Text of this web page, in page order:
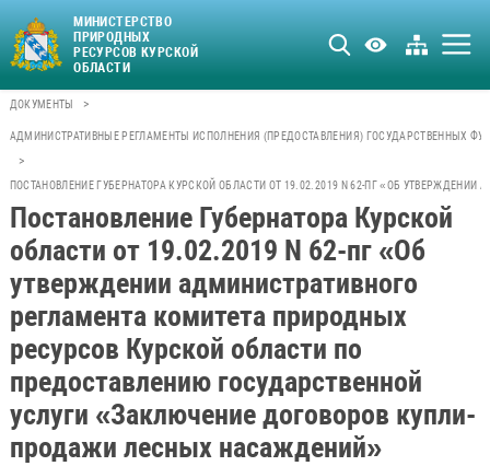
МИНИСТЕРСТВО
ПРИРОДНЫХ
РЕСУРСОВ КУРСКОЙ
ОБЛАСТИ
ДОКУМЕНТЫ >
АДМИНИСТРАТИВНЫЕ РЕГЛАМЕНТЫ ИСПОЛНЕНИЯ (ПРЕДОСТАВЛЕНИЯ) ГОСУДАРСТВЕННЫХ
>
ПОСТАНОВЛЕНИЕ ГУБЕРНАТОРА КУРСКОЙ ОБЛАСТИ ОТ 19.02.2019 N 62-ПГ «ОБ
Постановление Губернатора Курской
области от 19.02.2019 N 62-пг «Об
утверждении административного
регламента комитета природных
ресурсов Курской области по
предоставлению государственной
услуги «Заключение договоров купли-
продажи лесных насаждений»